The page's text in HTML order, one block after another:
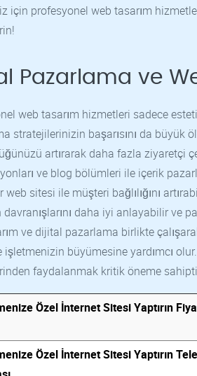
için profesyonel web tasarım
Pazarlama ve
web tasarım hizmetleri sadece
stratejilerinizin başarısını da büyük
artırarak daha fazla ziyaretçi
ve blog bölümleri ile içerik
web sitesi ile müşteri bağlılığını
daha iyi anlayabilir ve
ve dijital pazarlama birlikte
işletmenizin büyümesine yardımcı
faydalanmak kritik öneme
Özel İnternet Sitesi Yaptırın
Özel İnternet Sitesi Yaptırın